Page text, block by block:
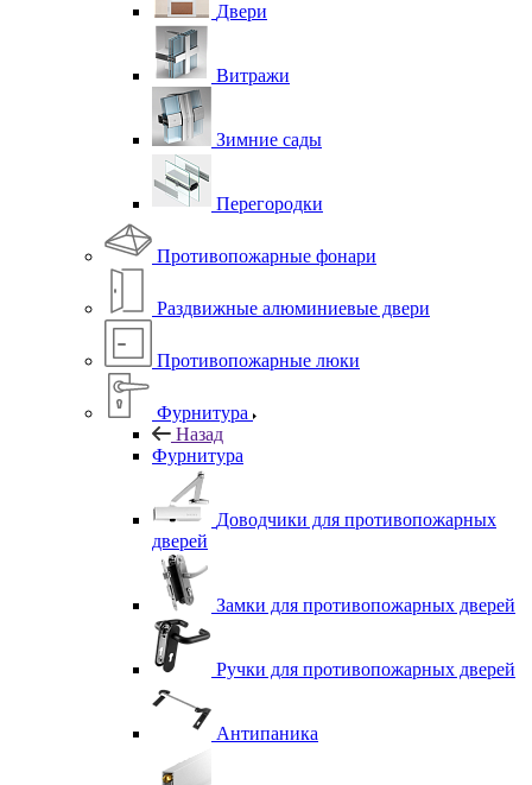
Двери
Витражи
Зимние сады
Перегородки
Противопожарные фонари
Раздвижные алюминиевые двери
Противопожарные люки
Фурнитура
Назад
Фурнитура
Доводчики для противопожарных
дверей
Замки для противопожарных дверей
Ручки для противопожарных дверей
Антипаника